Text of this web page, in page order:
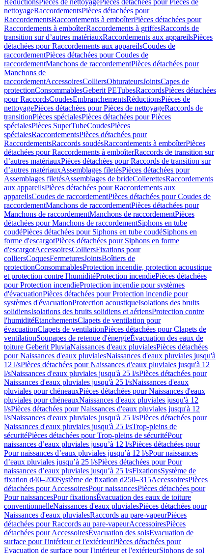
RéductionsPièces de nettoyagePièces détachées pour Pièces de
nettoyageRaccordementsPièces détachées pour
RaccordementsRaccordements à emboîterPièces détachées pour
Raccordements à emboîterRaccordements à griffesRaccords de
transition sur d’autres matériauxRaccordements aux appareilsPièces
détachées pour Raccordements aux appareilsCoudes de
raccordementPièces détachées pour Coudes de
raccordementManchons de raccordementPièces détachées pour
Manchons de
raccordementAccessoiresColliersObturateursJointsCapes de
protectionConsommablesGeberit PETubesRaccordsPièces détachées
pour RaccordsCoudesEmbranchementsRéductionsPièces de
nettoyagePièces détachées pour Pièces de nettoyageRaccords de
transitionPièces spécialesPièces détachées pour Pièces
spécialesPièces SuperTubeCoudesPièces
spécialesRaccordementsPièces détachées pour
RaccordementsRaccords soudésRaccordements à emboîterPièces
détachées pour Raccordements à emboîterRaccords de transition sur
d’autres matériauxPièces détachées pour Raccords de transition sur
d’autres matériauxAssemblages filetésPièces détachées pour
Assemblages filetésAssemblages de brideCollerettesRaccordements
aux appareilsPièces détachées pour Raccordements aux
appareilsCoudes de raccordementPièces détachées pour Coudes de
raccordementManchons de raccordementPièces détachées pour
Manchons de raccordementManchons de raccordementPièces
détachées pour Manchons de raccordementSiphons en tube
coudéPièces détachées pour Siphons en tube coudéSiphons en
forme d'escargotPièces détachées pour Siphons en forme
d'escargotAccessoiresColliersFixations pour
colliersCoquesFermeturesJointsBoîtiers de
protectionConsommablesProtection incendie, protection acoustique
et protection contre l'humiditéProtection incendiePièces détachées
pour Protection incendieProtection incendie pour systèmes
d'évacuationPièces détachées pour Protection incendie pour
systèmes d'évacuationProtection acoustiqueIsolations des bruits
solidiensIsolations des bruits solidiens et aériensProtection contre
l'humiditéEtanchementsClapets de ventilation pour
évacuationClapets de ventilationPièces détachées pour Clapets de
ventilationSoupapes de retenue d'énergieÉvacuation des eaux de
toiture Geberit PluviaNaissances d'eaux pluvialesPièces détachées
pour Naissances d'eaux pluvialesNaissances d'eaux pluviales jusqu'à
12 l/sPièces détachées pour Naissances d'eaux pluviales jusqu'à 12
l/sNaissances d'eaux pluviales jusqu'à 25 l/sPièces détachées pour
Naissances d'eaux pluviales jusqu'à 25 l/sNaissances d'eaux
pluviales pour chéneauxPièces détachées pour Naissances d'eaux
pluviales pour chéneauxNaissances d'eaux pluviales jusqu'à 12
l/sPièces détachées pour Naissances d'eaux pluviales jusqu'à 12
l/sNaissances d'eaux pluviales jusqu'à 25 l/sPièces détachées pour
Naissances d'eaux pluviales jusqu'à 25 l/sTrop-pleins de
sécuritéPièces détachées pour Trop-pleins de sécuritéPour
naissances d’eaux pluviales jusqu’à 12 l/sPièces détachées pour
Pour naissances d’eaux pluviales jusqu’à 12 l/sPour naissances
d’eaux pluviales jusqu’à 25 l/sPièces détachées pour Pour
naissances d’eaux pluviales jusqu’à 25 l/sFixationsSystème de
fixation d40–200Système de fixation d250–315AccessoiresPièces
détachées pour AccessoiresPour naissancesPièces détachées pour
Pour naissancesPour fixationsÉvacuation des eaux de toiture
conventionnelleNaissances d'eaux pluvialesPièces détachées pour
Naissances d'eaux pluvialesRaccords au pare-vapeurPièces
détachées pour Raccords au pare-vapeurAccessoiresPièces
détachées pour AccessoiresÉvacuation des solsEvacuation de
surface pour l'intérieur et l'extérieurPièces détachées pour
Evacuation de surface pour l'intérieur et l'extérieurSiphons de sol